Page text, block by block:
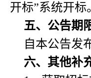
开标”系统开标
五、公告期
自本公告发
六、其他补